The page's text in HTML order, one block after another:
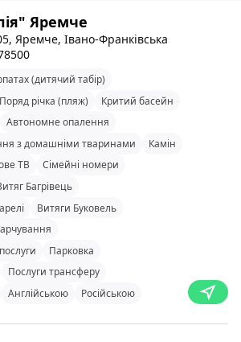
Яремче
Яремче, Івано-Франківська
(дитячий табір)
Поряд річка (пляж)
Критий басейн
Автономне опалення
з домашніми тваринами
Камін
ТВ
Сімейні номери
Багрівець
Витяги Буковель
Парковка
Послуги трансферу
Англійською Російською